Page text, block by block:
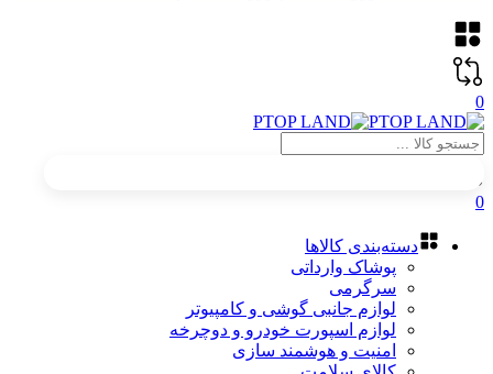
0
0
دسته‌بندی کالاها
پوشاک وارداتی
سرگرمی
لوازم جانبی گوشی و کامپیوتر
لوازم اسپورت خودرو و دوچرخه
امنیت و هوشمند سازی